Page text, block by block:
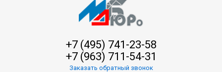
+7 (495) 741-23-58
+7 (963) 711-54-31
Заказать обратный звонок